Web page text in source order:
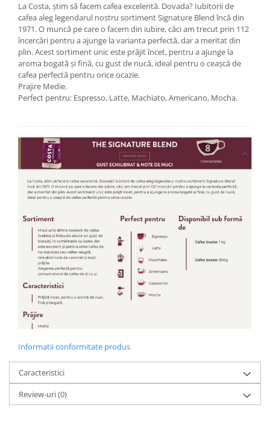
La Costa, știm să facem cafea excelentă. Dovada? Iubitorii de
cafea aleg legendarul nostru sortiment Signature Blend încă din
1971. O muncă pe care o facem din iubire, căci am trecut prin 112
încercări pentru a ajunge la varianta perfectă, dar a meritat din
plin. Acest sortiment unic este prăjit încet, pentru a ajunge la
aroma bogată și fină, cu gust de nucă, ideal pentru o ceașcă de
cafea perfectă pentru orice ocazie.
Prajire Medie.
Perfect pentru: Espresso, Latte, Machiato, Americano, Mocha.
Informatii conformitate produs
Caracteristici
Review-uri(0)